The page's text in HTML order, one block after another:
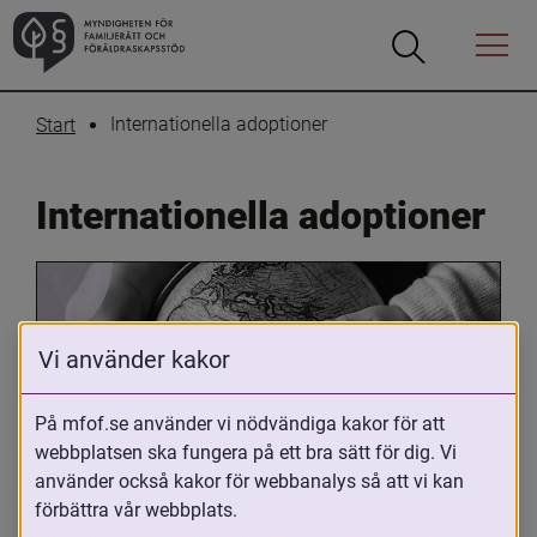
Öppna
Öppna
Menyn
Start Internationella adoptioner
Internationella adoptioner
Oavsett om du är adopterad,
adoptivförälder eller arbetar med
Vi använder kakor
På mfof.se använder vi nödvändiga kakor för att
webbplatsen ska fungera på ett bra sätt för dig. Vi
använder också kakor för webbanalys så att vi kan
förbättra vår webbplats.